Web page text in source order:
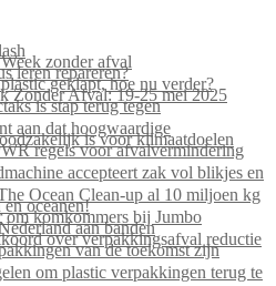
zonder afval
leren repareren?
geklapt, hoe nu verder?
Zonder Afval: 19-25 mei 2025
is stap terug tegen
aan dat hoogwaardige
is voor klimaatdoelen
regels voor afvalvermindering
accepteert zak vol blikjes en
Ocean Clean-up al 10 miljoen kg
oceanen!
om komkommers bij Jumbo
aan banden
over verpakkingsafval reductie
van de toekomst zijn
om plastic verpakkingen terug te